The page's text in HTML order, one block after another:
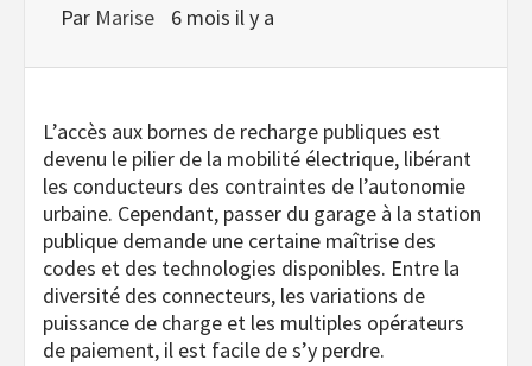
Par Marise 6 mois il y a
L’accès aux bornes de recharge publiques est
devenu le pilier de la mobilité électrique, libérant
les conducteurs des contraintes de l’autonomie
urbaine. Cependant, passer du garage à la station
publique demande une certaine maîtrise des
codes et des technologies disponibles. Entre la
diversité des connecteurs, les variations de
puissance de charge et les multiples opérateurs
de paiement, il est facile de s’y perdre.